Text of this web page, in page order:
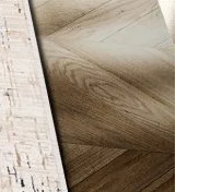
avec les sites en collectant et en
qui sont pertinentes et
tiers.